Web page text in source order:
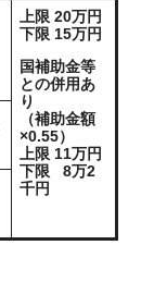
上限 20万円
下限 15万円
国補助金等
との併用あ
り
（補助金額
×0.55）
上限 11万円
下限 8万2
千円